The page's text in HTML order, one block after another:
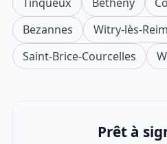
Bezannes
Witry-lès-
Saint-Brice-Courcelles
Prêt à